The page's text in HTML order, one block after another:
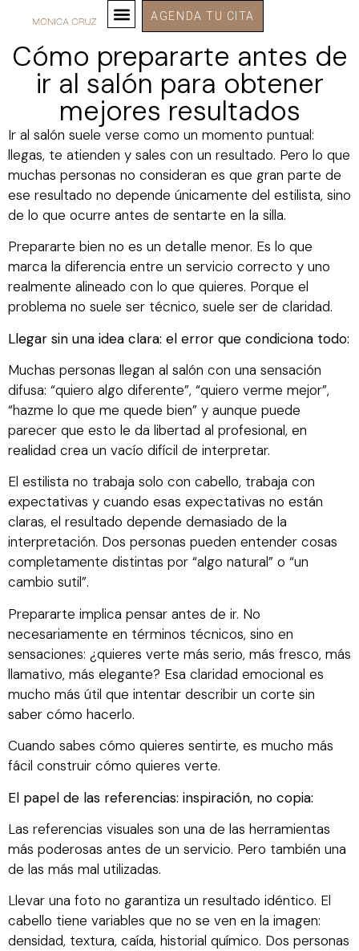
AGENDA TU CITA
Cómo prepararte antes de
ir al salón para obtener
mejores resultados
Ir al salón suele verse como un momento puntual:
llegas, te atienden y sales con un resultado. Pero lo que
muchas personas no consideran es que gran parte de
ese resultado no depende únicamente del estilista, sino
de lo que ocurre antes de sentarte en la silla.
Prepararte bien no es un detalle menor. Es lo que
marca la diferencia entre un servicio correcto y uno
realmente alineado con lo que quieres. Porque el
problema no suele ser técnico, suele ser de claridad.
Llegar sin una idea clara: el error que condiciona todo:
Muchas personas llegan al salón con una sensación
difusa: “quiero algo diferente”, “quiero verme mejor”,
“hazme lo que me quede bien” y aunque puede
parecer que esto le da libertad al profesional, en
realidad crea un vacío difícil de interpretar.
El estilista no trabaja solo con cabello, trabaja con
expectativas y cuando esas expectativas no están
claras, el resultado depende demasiado de la
interpretación. Dos personas pueden entender cosas
completamente distintas por “algo natural” o “un
cambio sutil”.
Prepararte implica pensar antes de ir. No
necesariamente en términos técnicos, sino en
sensaciones: ¿quieres verte más serio, más fresco, más
llamativo, más elegante? Esa claridad emocional es
mucho más útil que intentar describir un corte sin
saber cómo hacerlo.
Cuando sabes cómo quieres sentirte, es mucho más
fácil construir cómo quieres verte.
El papel de las referencias: inspiración, no copia:
Las referencias visuales son una de las herramientas
más poderosas antes de un servicio. Pero también una
de las más mal utilizadas.
Llevar una foto no garantiza un resultado idéntico. El
cabello tiene variables que no se ven en la imagen:
densidad, textura, caída, historial químico. Dos personas